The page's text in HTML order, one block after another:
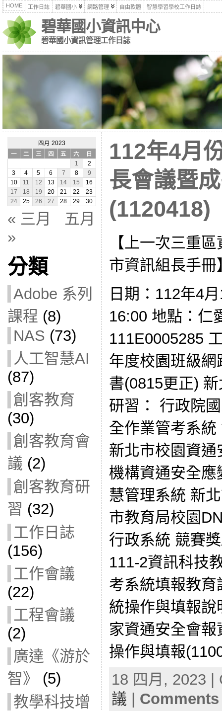
HOME 工作日誌 碧華國小 網路管理 自由軟體 智慧學習學校工作日誌
碧華國小資訊中心
碧華國小資訊管理工作日誌
四月 2023
一
二 三 四 五 六
日
1
2
3
4 5 6 7 8
9
10
11 12 13 14 15
16
17
18 19 20 21 22
23
24
25 26 27 28 29 30
« 三月
五月
»
分類
Adobe 系列
課程 (8)
NAS (73)
人工智慧AI
(87)
創客教育
(30)
創客教育會
議 (2)
創客教育研
習 (32)
工作日誌
(156)
工作會議
(22)
工程會議
(2)
廣達《游於
智》
(5)
教學科技增
112年4月
長會議暨
(1120418)
【上一次三重
市資訊組長手冊
日期：112年4
16:00 地點：仁
111E0005285
年度校園班級
書(0815更正)
研習： 行政院
全作業管考系
新北市校園資
機構資通安全
慧管理系統 新
市教育局校園
行政系統 競賽
111-2資訊科技
考系統填報教
統操作與填報
家資通安全會
操作與填報
18 四月, 2023
議